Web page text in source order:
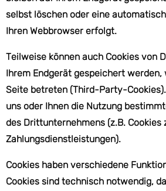
selbst löschen oder eine
Ihren Webbrowser erfolgt.
Teilweise können auch Cookies von
Ihrem Endgerät gespeichert werden,
Seite betreten (Third-Party-
uns oder Ihnen die Nutzung
des Drittunternehmens (z.B. Cookies
Zahlungsdienstleistungen).
Cookies haben verschiedene
Cookies sind technisch notwendig,